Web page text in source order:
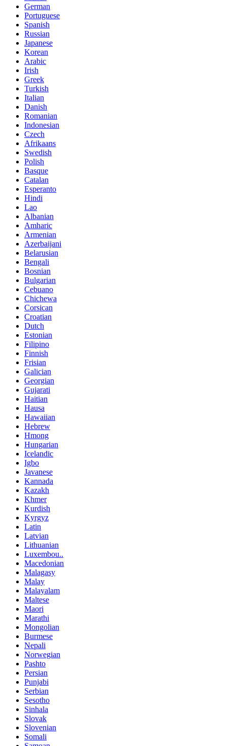
German
Portuguese
Spanish
Russian
Japanese
Korean
Arabic
Irish
Greek
Turkish
Italian
Danish
Romanian
Indonesian
Czech
Afrikaans
Swedish
Polish
Basque
Catalan
Esperanto
Hindi
Lao
Albanian
Amharic
Armenian
Azerbaijani
Belarusian
Bengali
Bosnian
Bulgarian
Cebuano
Chichewa
Corsican
Croatian
Dutch
Estonian
Filipino
Finnish
Frisian
Galician
Georgian
Gujarati
Haitian
Hausa
Hawaiian
Hebrew
Hmong
Hungarian
Icelandic
Igbo
Javanese
Kannada
Kazakh
Khmer
Kurdish
Kyrgyz
Latin
Latvian
Lithuanian
Luxembou..
Macedonian
Malagasy
Malay
Malayalam
Maltese
Maori
Marathi
Mongolian
Burmese
Nepali
Norwegian
Pashto
Persian
Punjabi
Serbian
Sesotho
Sinhala
Slovak
Slovenian
Somali